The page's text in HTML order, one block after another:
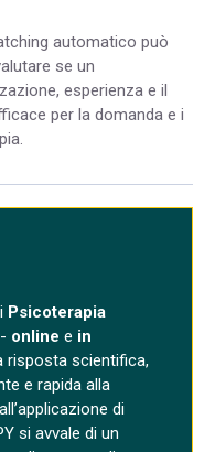
automatico può
se un
esperienza e il
per la domanda e i
Psicoterapia
- online e in
risposta scientifica,
e rapida alla
di
si avvale di un